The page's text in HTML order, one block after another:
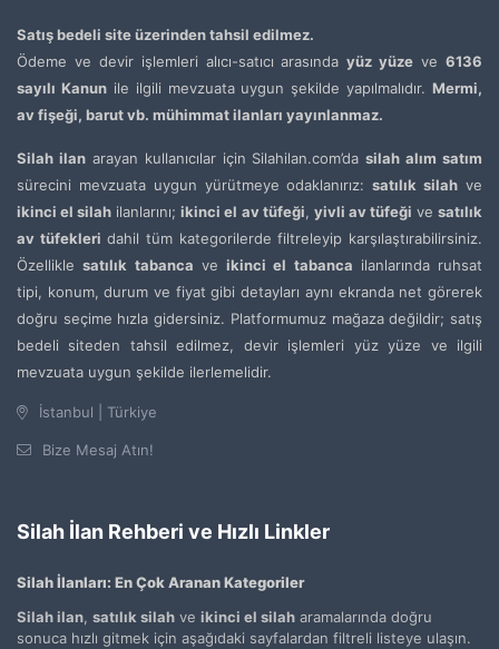
Satış bedeli site üzerinden tahsil edilmez.
Ödeme ve devir işlemleri alıcı-satıcı arasındayüz yüze ve6136
sayılı Kanunile ilgili mevzuata uygun şekilde yapılmalıdır. Mermi,
av fişeği, barut vb. mühimmat ilanları yayınlanmaz.
Silah ilanarayan kullanıcılar için Silahilan.com’dasilah alım satım
sürecini mevzuata uygun yürütmeye odaklanırız:satılık silah ve
ikinci el silah ilanlarını;ikinci el av tüfeği, yivli av tüfeği vesatılık
av tüfekleri dahil tüm kategorilerde filtreleyip karşılaştırabilirsiniz.
Özelliklesatılık tabanca ve ikinci el tabanca ilanlarında ruhsat
tipi, konum, durum ve fiyat gibi detayları aynı ekranda net görerek
doğru seçime hızla gidersiniz. Platformumuz mağaza değildir; satış
bedeli siteden tahsil edilmez, devir işlemleri yüz yüze ve ilgili
mevzuata uygun şekilde ilerlemelidir.
İstanbul | Türkiye
Bize Mesaj Atın!
Silah İlan Rehberi ve Hızlı Linkler
Silah İlanları: En Çok Aranan Kategoriler
Silah ilan, satılık silah ve ikinci el silah aramalarında doğru
sonuca hızlı gitmek için aşağıdaki sayfalardan filtreli listeye ulaşın.